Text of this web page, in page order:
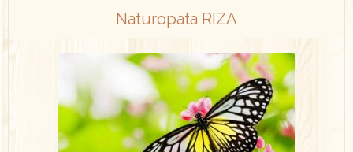
Naturopata RIZA